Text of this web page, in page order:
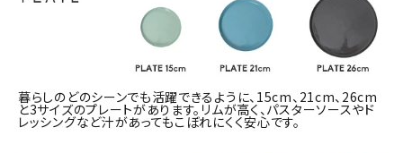
暮らしのどのシーンでも活躍できるように、15cm、21cm、26cm
と3サイズのプレートがあります。リムが高く、パスターソースやド
レッシングなど汁があってもこぼれにくく安心です。